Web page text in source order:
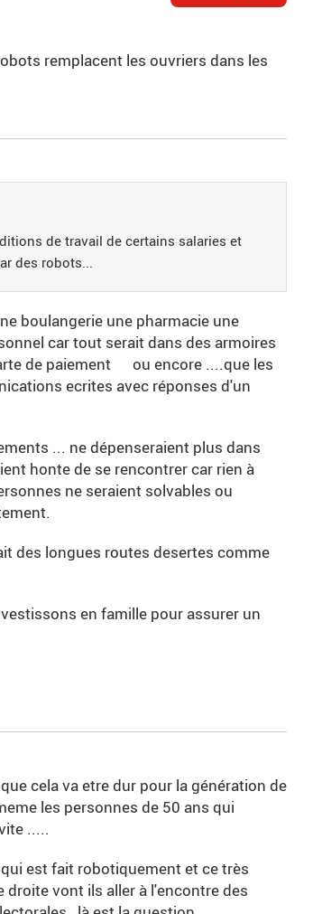
remplacent les ouvriers dans les
de travail de certains salaries et
des robots...
boulangerie une pharmacie une
car tout serait dans des armoires
de paiement ou encore ....que les
ecrites avec réponses d'un
... ne dépenseraient plus dans
honte de se rencontrer car rien à
ne seraient solvables ou
des longues routes desertes comme
en famille pour assurer un
cela va etre dur pour la génération de
les personnes de 50 ans qui
.....
est fait robotiquement et ce très
vont ils aller à l'encontre des